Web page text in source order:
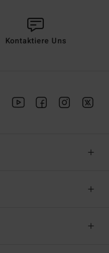
Kontaktiere Uns